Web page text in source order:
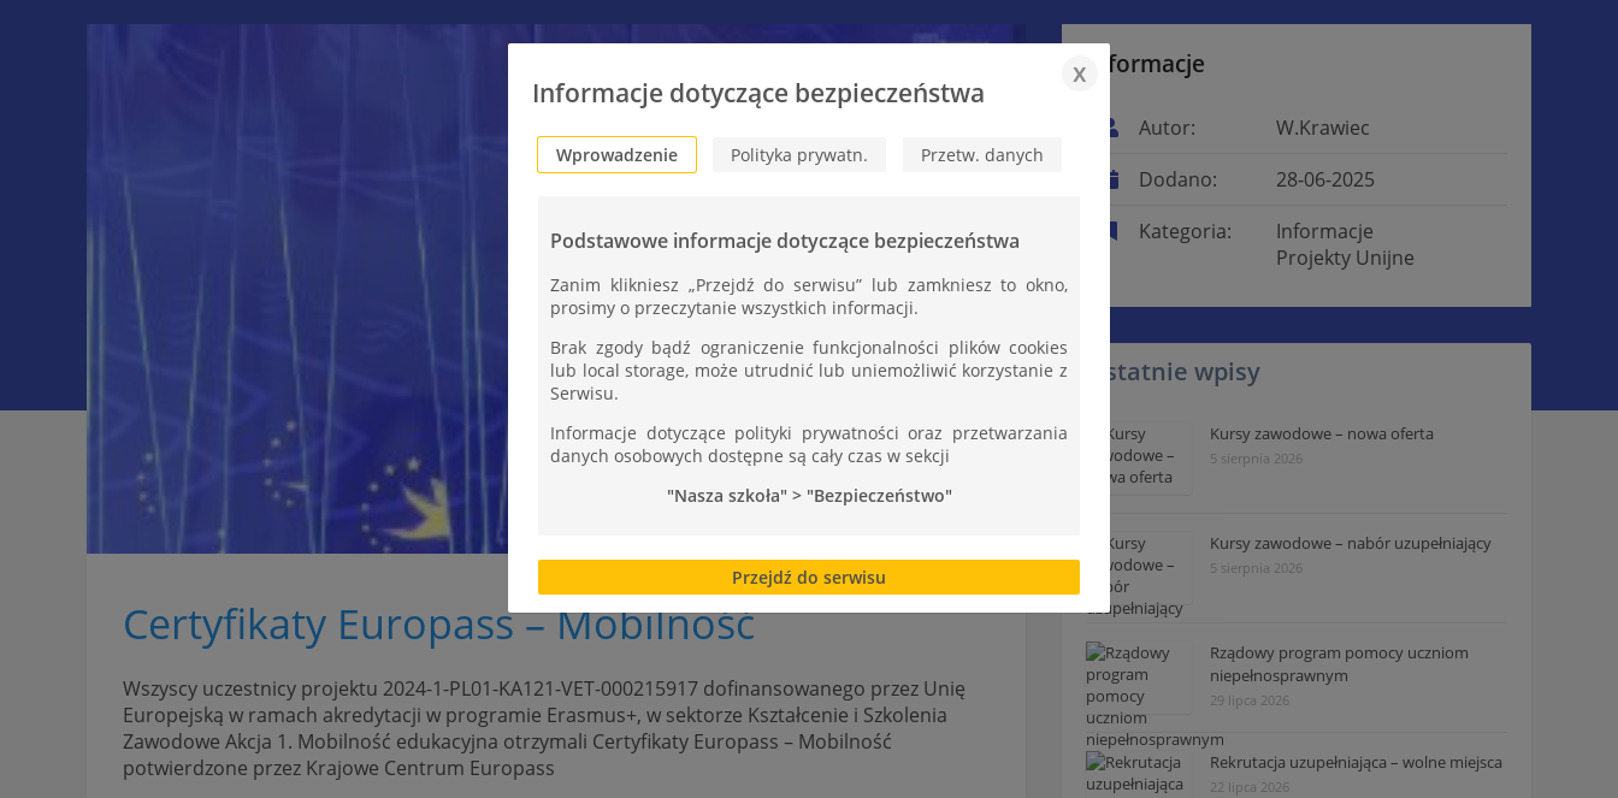
Certyfikaty Europass – Mobilność
Wszyscy uczestnicy projektu 2024-1-PL01-KA121-VET-000215917 dofinansowanego przez Unię
Europejską w ramach akredytacji w programie Erasmus+, w sektorze Kształcenie i Szkolenia
Zawodowe Akcja 1. Mobilność edukacyjna otrzymali Certyfikaty Europass – Mobilność
potwierdzone przez Krajowe Centrum Europass
Informacje
Autor:
W.Krawiec
Dodano:
28-06-2025
Kategoria:
Informacje
Projekty Unijne
Ostatnie wpisy
Kursy zawodowe – nowa oferta
5 sierpnia 2026
Kursy zawodowe – nabór uzupełniający
5 sierpnia 2026
Rządowy program pomocy uczniom
niepełnosprawnym
29 lipca 2026
Rekrutacja uzupełniająca – wolne miejsca
22 lipca 2026
Informacje dotyczące bezpieczeństwa
x
Wprowadzenie Polityka prywatn. Przetw. danych
Podstawowe informacje dotyczące bezpieczeństwa
Zanim klikniesz „Przejdź do serwisu” lub zamkniesz to okno,
prosimy o przeczytanie wszystkich informacji.
Brak zgody bądź ograniczenie funkcjonalności plików cookies
lub local storage, może utrudnić lub uniemożliwić korzystanie z
Serwisu.
Informacje dotyczące polityki prywatności oraz przetwarzania
danych osobowych dostępne są cały czas w sekcji
"Nasza szkoła" > "Bezpieczeństwo"
Przejdź do serwisu